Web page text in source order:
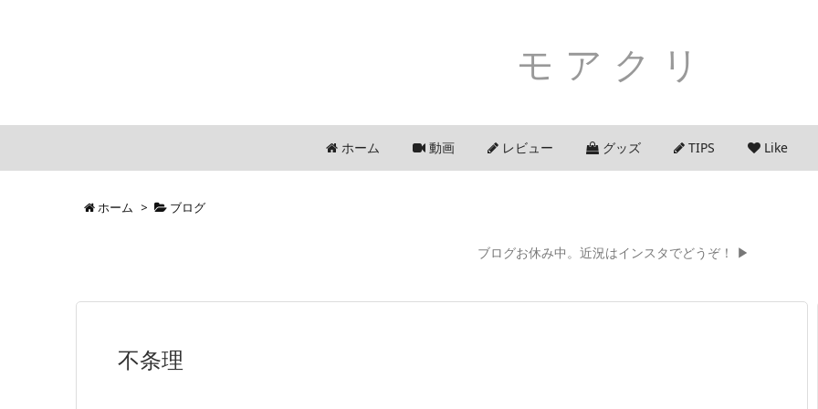
モアクリ
ホーム 動画 レビュー グッズ TIPS Like
ホーム > ブログ
ブログお休み中。近況はインスタでどうぞ！ ▶
不条理